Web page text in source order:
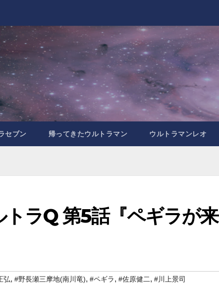
セブン 帰ってきたウルトラマン ウルトラマンレオ
トラQ 第5話『ペギラが来
弘, #野長瀬三摩地(南川竜), #ペギラ, #佐原健二, #川上景司